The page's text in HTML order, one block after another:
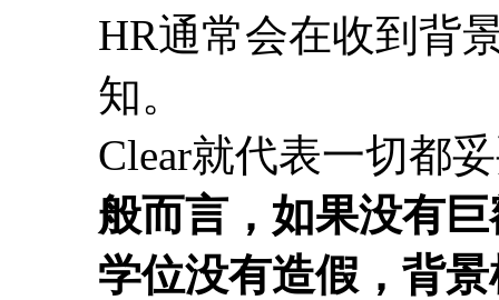
HR通常会在收到背
知。
Clear就代表一切都
般而言，如果没有
学位没有造假，背